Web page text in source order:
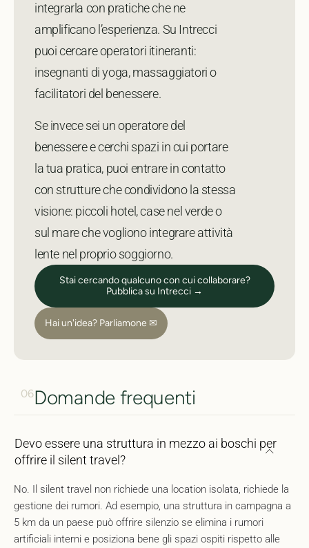
integrarla con pratiche che ne
amplificano l’esperienza. Su Intrecci
puoi cercare operatori itineranti:
insegnanti di yoga, massaggiatori o
facilitatori del benessere.
Se invece sei un operatore del
benessere e cerchi spazi in cui portare
la tua pratica, puoi entrare in contatto
con strutture che condividono la stessa
visione: piccoli hotel, case nel verde o
sul mare che vogliono integrare attività
lente nel proprio soggiorno.
Stai cercando qualcuno con cui collaborare?
Pubblica su Intrecci →
Hai un'idea? Parliamone ✉
06Domande frequenti
Devo essere una struttura in mezzo ai boschi per
offrire il silent travel?
No. Il silent travel non richiede una location isolata, richiede la
gestione dei rumori. Ad esempio, una struttura in campagna a
5 km da un paese può offrire silenzio se elimina i rumori
artificiali interni e posiziona bene gli spazi ospiti rispetto alle